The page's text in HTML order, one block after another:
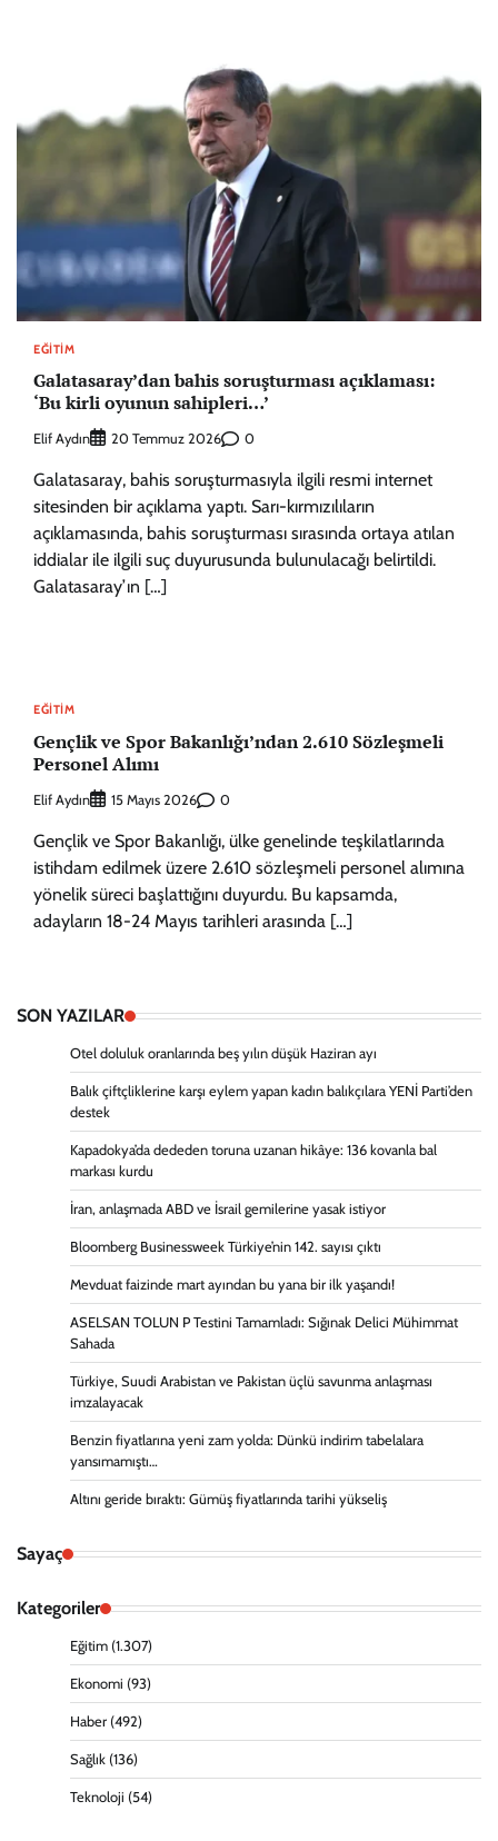
EĞITIM
Galatasaray’dan bahis soruşturması açıklaması:
‘Bu kirli oyunun sahipleri…’
Elif Aydın 20 Temmuz 2026 0
Galatasaray, bahis soruşturmasıyla ilgili resmi internet
sitesinden bir açıklama yaptı. Sarı-kırmızılıların
açıklamasında, bahis soruşturması sırasında ortaya atılan
iddialar ile ilgili suç duyurusunda bulunulacağı belirtildi.
Galatasaray’ın […]
EĞITIM
Gençlik ve Spor Bakanlığı’ndan 2.610 Sözleşmeli
Personel Alımı
Elif Aydın 15 Mayıs 2026 0
Gençlik ve Spor Bakanlığı, ülke genelinde teşkilatlarında
istihdam edilmek üzere 2.610 sözleşmeli personel alımına
yönelik süreci başlattığını duyurdu. Bu kapsamda,
adayların 18-24 Mayıs tarihleri arasında […]
SON YAZILAR
Otel doluluk oranlarında beş yılın düşük Haziran ayı
Balık çiftçliklerine karşı eylem yapan kadın balıkçılara YENİ Parti’den
destek
Kapadokya’da dededen toruna uzanan hikâye: 136 kovanla bal
markası kurdu
İran, anlaşmada ABD ve İsrail gemilerine yasak istiyor
Bloomberg Businessweek Türkiye’nin 142. sayısı çıktı
Mevduat faizinde mart ayından bu yana bir ilk yaşandı!
ASELSAN TOLUN P Testini Tamamladı: Sığınak Delici Mühimmat
Sahada
Türkiye, Suudi Arabistan ve Pakistan üçlü savunma anlaşması
imzalayacak
Benzin fiyatlarına yeni zam yolda: Dünkü indirim tabelalara
yansımamıştı…
Altını geride bıraktı: Gümüş fiyatlarında tarihi yükseliş
Sayaç
Kategoriler
Eğitim (1.307)
Ekonomi (93)
Haber (492)
Sağlık (136)
Teknoloji (54)